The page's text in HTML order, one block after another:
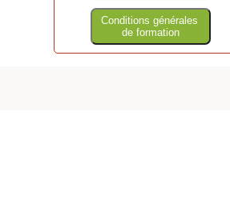
Conditions générales
de formation